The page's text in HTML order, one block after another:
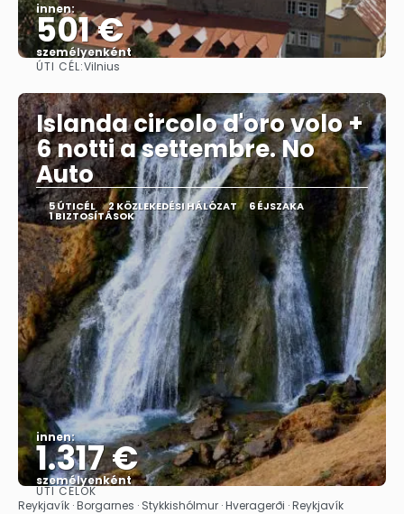
innen:
501 €
személyenként
ÚTI CÉL:Vilnius
Islanda circolo d'oro volo +
6 notti a settembre. No
Auto
5 ÚTICÉL 2 KÖZLEKEDÉSI HÁLÓZAT 6 ÉJSZAKA
1 BIZTOSÍTÁSOK
innen:
1.317 €
személyenként
Megnézem
ÚTI CÉLOK
Reykjavík · Borgarnes · Stykkishólmur · Hveragerði · Reykjavík